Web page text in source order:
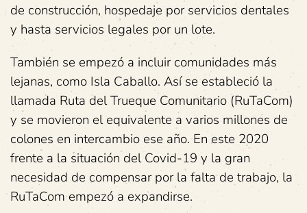
de construcción, hospedaje por servicios dentales
y hasta servicios legales por un lote.
También se empezó a incluir comunidades más
lejanas, como Isla Caballo. Así se estableció la
llamada Ruta del Trueque Comunitario (RuTaCom)
y se movieron el equivalente a varios millones de
colones en intercambio ese año. En este 2020
frente a la situación del Covid-19 y la gran
necesidad de compensar por la falta de trabajo, la
RuTaCom empezó a expandirse.